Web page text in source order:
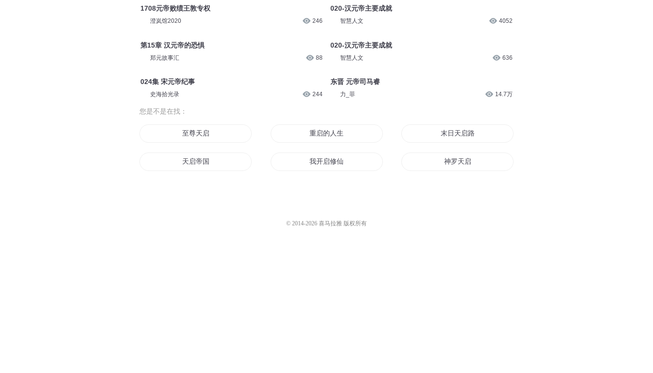
1708元帝败绩王敦专权
澄岚馆2020 246
第15章 汉元帝的恐惧
郑元故事汇 88
024集 宋元帝纪事
史海拾光录 244
020-汉元帝主要成就
智慧人文 4052
020-汉元帝主要成就
智慧人文 636
东晋 元帝司马睿
力_菲 14.7万
您是不是在找：
至尊天启 重启的人生 末日天启路
天启帝国 我开启修仙时代 神罗天启
© 2014-2026 喜马拉雅 版权所有